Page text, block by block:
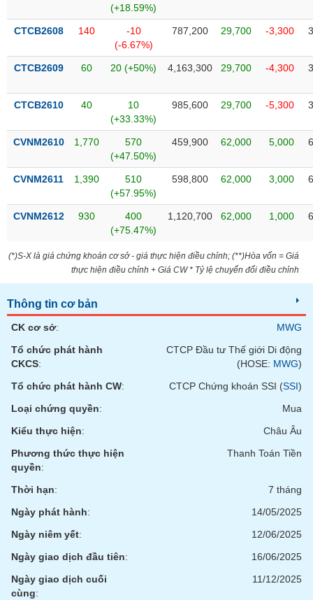
(+18.59%)
CTCB2608 140
-10
(-6.67%)
787,200 29,700 -3,300
CTCB2609 60 20 (+50%) 4,163,300 29,700 -4,300
CTCB2610 40
10
(+33.33%)
985,600 29,700 -5,300
CVNM2610 1,770
570
(+47.50%)
459,900 62,000 5,000
CVNM2611 1,390
510
(+57.95%)
598,800 62,000 3,000
CVNM2612 930
400
(+75.47%)
1,120,700 62,000 1,000
(*)S-X là giá chứng khoán cơ sở - giá thực hiện điều chỉnh; (**)Hòa vốn = Giá
thực hiện điều chỉnh + Giá CW * Tỷ lệ chuyển đổi điều chỉnh
Thông tin cơ bản
CK cơ sở:
MWG
Tổ chức phát hành
CKCS:
CTCP Đầu tư Thế giới Di động
(HOSE: MWG)
Tổ chức phát hành CW: CTCP Chứng khoán SSI (SSI)
Loại chứng quyền:
Mua
Kiểu thực hiện:
Châu Âu
Phương thức thực hiện
quyền:
Thanh Toán Tiền
Thời hạn:
7 tháng
Ngày phát hành:
14/05/2025
Ngày niêm yết:
12/06/2025
Ngày giao dịch đầu tiên:
16/06/2025
Ngày giao dịch cuối
cùng:
11/12/2025
ngữ
(-)
Dịch
(-)
Đào
Sách
Công
cụ
đầu
Truyền
tài
chính
Dữ
liệu